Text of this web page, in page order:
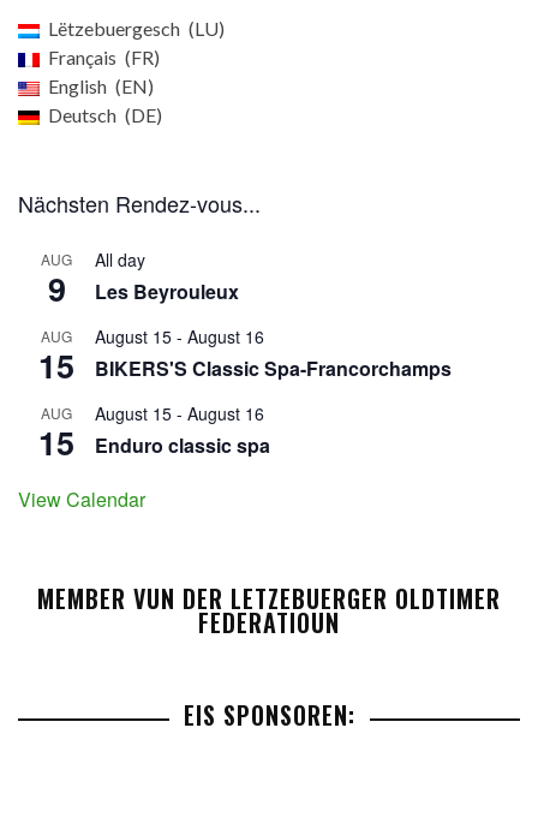
Lëtzebuergesch
LU
Français
FR
English
EN
Deutsch
DE
Nächsten Rendez-vous...
AUG
9
All day
Les Beyrouleux
AUG
15
August 15 - August 16
BIKERS'S Classic Spa-Francorchamps
AUG
15
August 15 - August 16
Enduro classic spa
View Calendar
MEMBER VUN DER LETZEBUERGER OLDTIMER
FEDERATIOUN
EIS SPONSOREN: